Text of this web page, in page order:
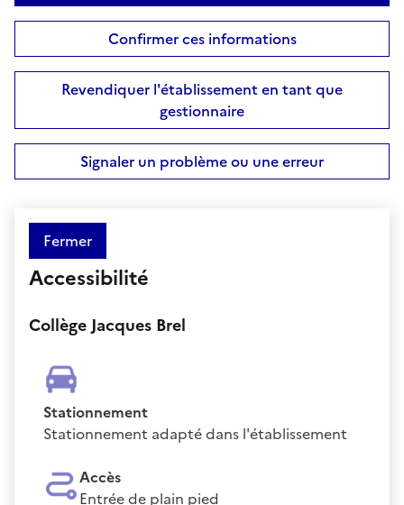
Confirmer ces informations
Revendiquer l'établissement en tant que
gestionnaire
Signaler un problème ou une erreur
Fermer
Accessibilité
Collège Jacques Brel
Stationnement
Stationnement adapté dans l'établissement
Accès
Entrée de plain pied